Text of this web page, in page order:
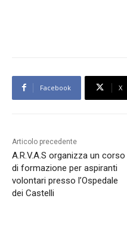
Facebook X
Articolo precedente
A.R.V.A.S organizza un corso
di formazione per aspiranti
volontari presso l’Ospedale
dei Castelli